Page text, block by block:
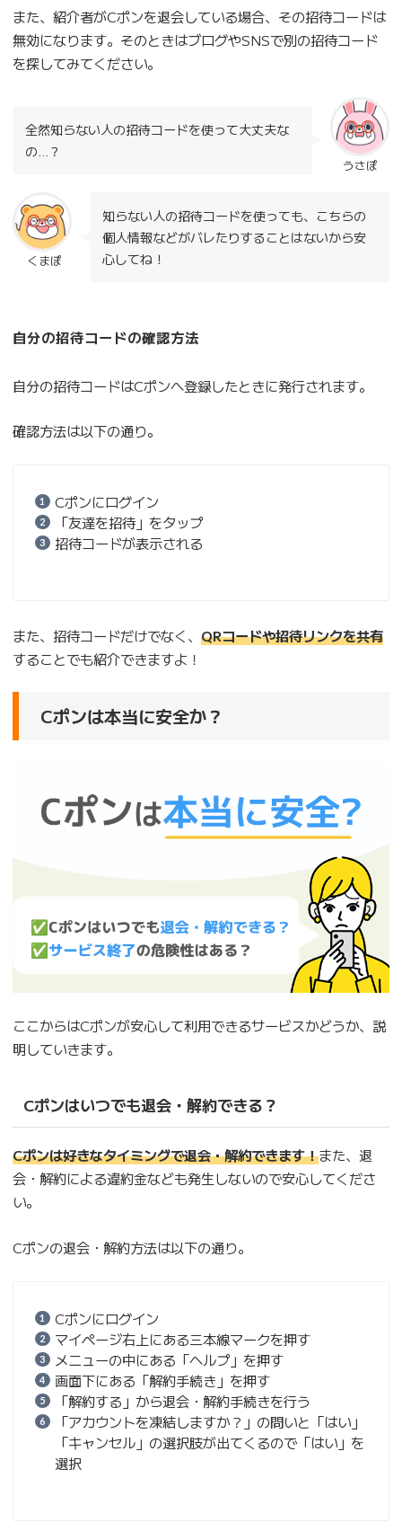
また、紹介者がCポンを退会している場合、その招待コードは
無効になります。そのときはブログやSNSで別の招待コード
を探してみてください。
うさぽ
全然知らない人の招待コードを使って大丈夫な
の…？
くまぽ
知らない人の招待コードを使っても、こちらの
個人情報などがバレたりすることはないから安
心してね！
自分の招待コードの確認方法
自分の招待コードはCポンへ登録したときに発行されます。
確認方法は以下の通り。
Cポンにログイン
「友達を招待」をタップ
招待コードが表示される
また、招待コードだけでなく、 QRコードや招待リンクを共有
することでも紹介できますよ！
Cポンは本当に安全か？
ここからはCポンが安心して利用できるサービスかどうか、説
明していきます。
Cポンはいつでも退会・解約できる？
Cポンは好きなタイミングで退会・解約できます！また、退
会・解約による違約金なども発生しないので安心してくださ
い。
Cポンの退会・解約方法は以下の通り。
Cポンにログイン
マイページ右上にある三本線マークを押す
メニューの中にある「ヘルプ」を押す
画面下にある「解約手続き」を押す
「解約する」から退会・解約手続きを行う
「アカウントを凍結しますか？」の問いと「はい」
「キャンセル」の選択肢が出てくるので「はい」を
選択